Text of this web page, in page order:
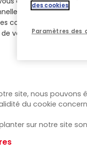
dans aucun de nos
cookies que nous
vos données
site, nous
du cookie
sur notre site
des cookies
Paramètres des